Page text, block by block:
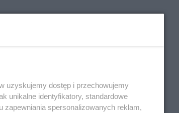
uzyskujemy dostęp i przechowujemy
unikalne identyfikatory, standardowe
spersonalizowanych reklam,